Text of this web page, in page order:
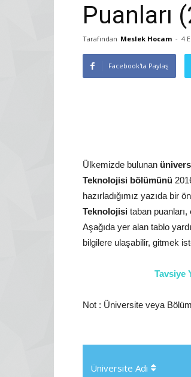
Puanları
Tarafından Meslek Hocam - 4
Facebook'ta Paylaş
Ülkemizde bulunan
Teknolojisi bölümünü
hazırladığımız yazıda bir
Teknolojisi taban
Aşağıda yer alan tablo
bilgilere ulaşabilir, gitmek
Tavsiye
Not : Üniversite veya
Üniversite Adı